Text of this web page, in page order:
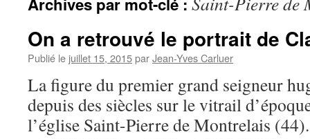
On a retrouvé le portrait de
Publié le juillet 15, 2015parJean-Yves Carluer
La figure du premier grand seigneur
depuis des siècles sur le vitrail
l’église Saint-Pierre de Montrelais